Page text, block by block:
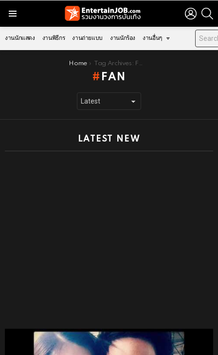
LOGIN
งานนักแสดง งานพิธีกร งานถ่ายแบบ งานนักร้อง งานอื่นๆ
Home Tag Archives: FAN
FAN
LATEST NEW